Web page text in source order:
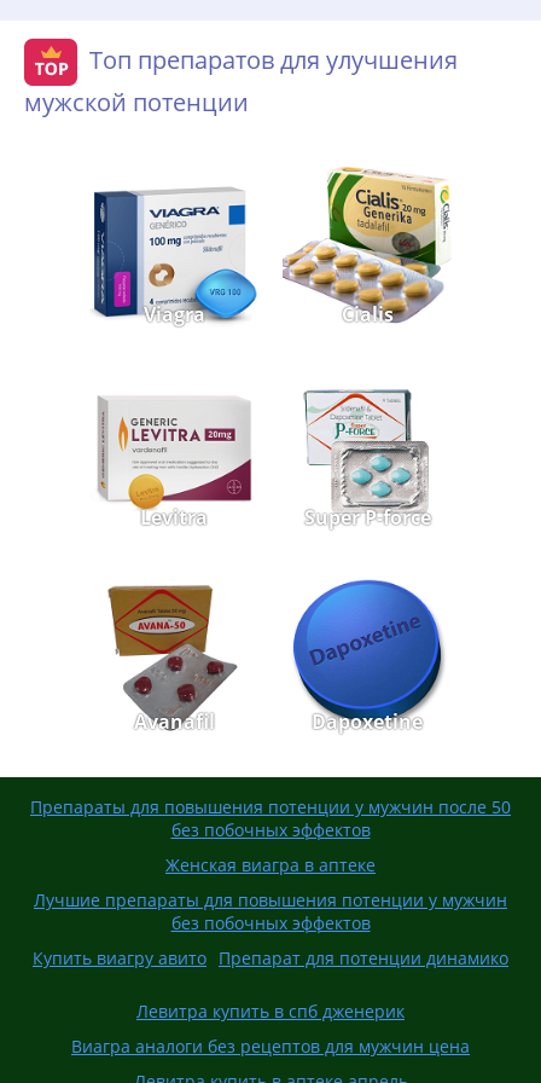
Топ препаратов для улучшения
мужской потенции
Viagra Cialis
Levitra Super P-force
Avanafil Dapoxetine
Препараты для повышения потенции у мужчин после 50
без побочных эффектов
Женская виагра в аптеке
Лучшие препараты для повышения потенции у мужчин
без побочных эффектов
Купить виагру авито Препарат для потенции динамико
Левитра купить в спб дженерик
Виагра аналоги без рецептов для мужчин цена